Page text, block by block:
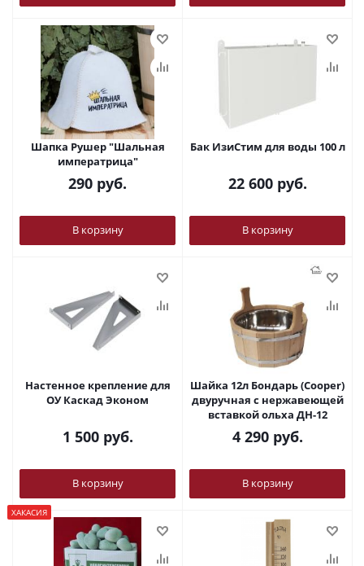
Шапка Рушер "Шальная
императрица"
290 руб.
В корзину
Бак ИзиСтим для воды 100 л
22 600руб.
В корзину
Настенное крепление для
ОУ Каскад Эконом
1 500руб.
В корзину
Шайка 12л Бондарь (Cooper)
двуручная с нержавеющей
вставкой ольха ДН-12
4 290руб.
В корзину
ХАКАСИЯ